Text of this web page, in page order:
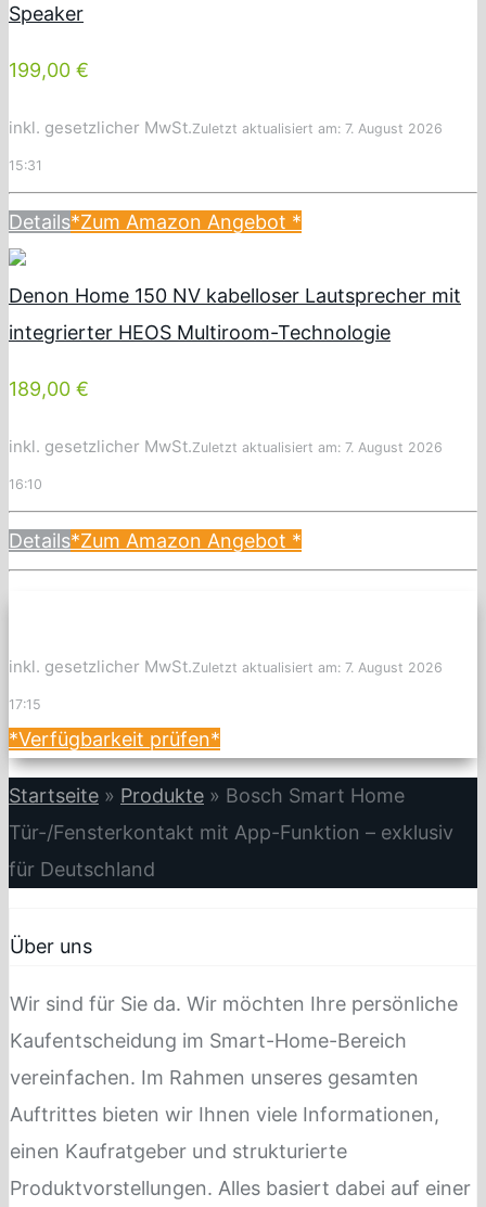
Speaker
199,00 €
inkl. gesetzlicher MwSt.Zuletzt aktualisiert am: 7. August 2026
15:31
Details*Zum Amazon Angebot *
Denon Home 150 NV kabelloser Lautsprecher mit
integrierter HEOS Multiroom-Technologie
189,00 €
inkl. gesetzlicher MwSt.Zuletzt aktualisiert am: 7. August 2026
16:10
Details*Zum Amazon Angebot *
inkl. gesetzlicher MwSt.Zuletzt aktualisiert am: 7. August 2026
17:15
*Verfügbarkeit prüfen*
Startseite » Produkte » Bosch Smart Home
Tür-/Fensterkontakt mit App-Funktion – exklusiv
für Deutschland
Über uns
Wir sind für Sie da. Wir möchten Ihre persönliche
Kaufentscheidung im Smart-Home-Bereich
vereinfachen. Im Rahmen unseres gesamten
Auftrittes bieten wir Ihnen viele Informationen,
einen Kaufratgeber und strukturierte
Produktvorstellungen. Alles basiert dabei auf einer